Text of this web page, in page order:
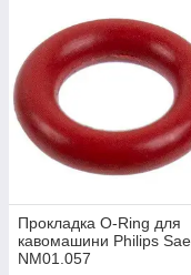
Прокладка O-Ring для
кавомашини Philips
NM01.057